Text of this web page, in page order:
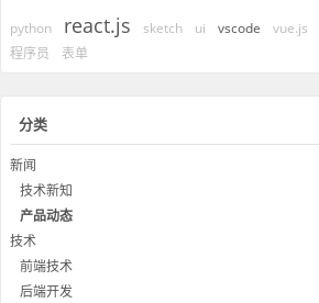
python react.js sketch ui vscode vue.js
程序员 表单
分类
新闻
技术新知
产品动态
技术
前端技术
后端开发